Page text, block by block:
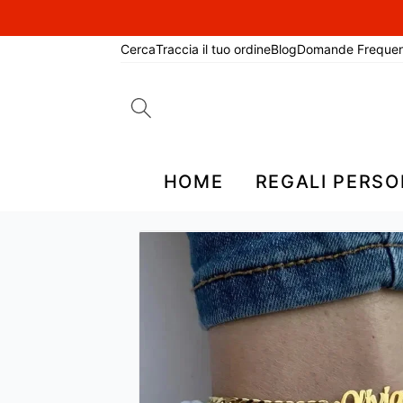
CercaTraccia il tuo ordineBlogDomande
HOME REGALI